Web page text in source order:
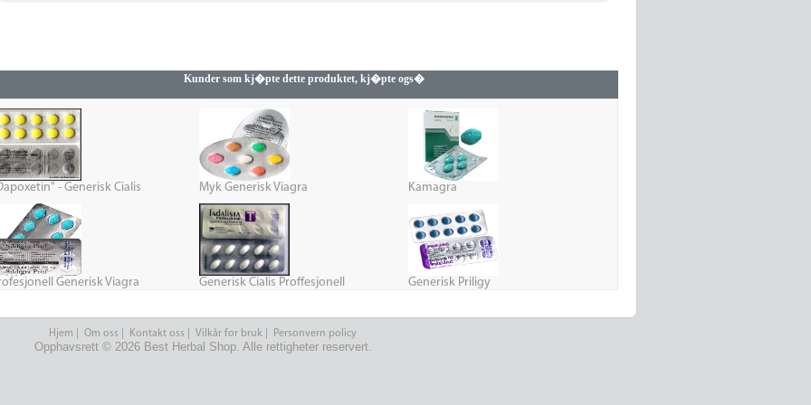
Kunder som kj�pte dette produktet, kj�pte ogs�
- Generisk Cialis Myk Generisk Viagra Kamagra
Generisk Viagra Generisk Cialis Proffesjonell Generisk Priligy
Hjem Om oss Kontakt oss Vilkår for bruk Personvern policy
Opphavsrett © 2026 Best Herbal Shop. Alle rettigheter reservert.